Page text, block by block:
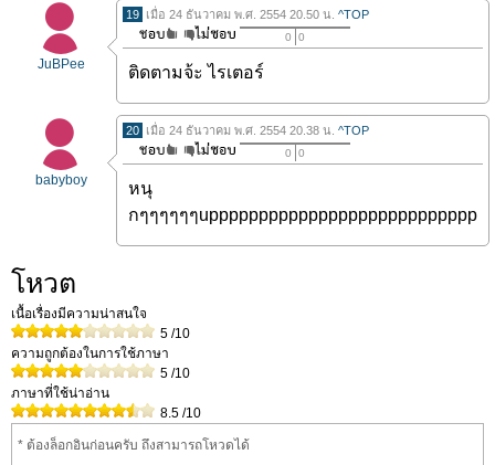
JuBPee
19 เมื่อ 24 ธันวาคม พ.ศ. 2554 20.50 น. ^TOP
0 0
ติดตามจ้ะ ไรเตอร์
babyboy
20 เมื่อ 24 ธันวาคม พ.ศ. 2554 20.38 น. ^TOP
0 0
หนุ
กๆๆๆๆๆๆuppppppppppppppppppppppppppp
โหวต
เนื้อเรื่องมีความน่าสนใจ
5 /10
ความถูกต้องในการใช้ภาษา
5 /10
ภาษาที่ใช้น่าอ่าน
8.5 /10
* ต้องล็อกอินก่อนครับ ถึงสามารถโหวดได้